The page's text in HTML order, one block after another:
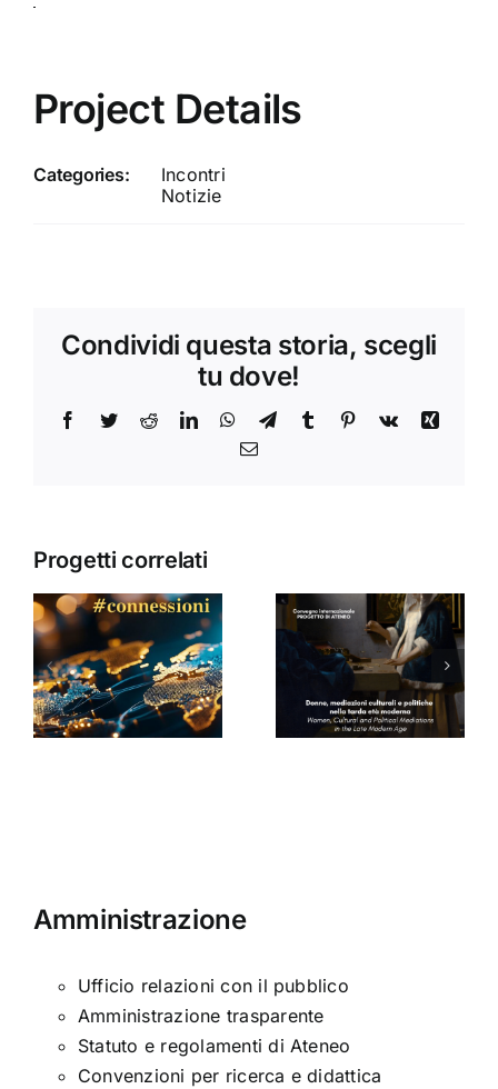
Project Details
Categories:
Incontri
Notizie
Condividi questa storia, scegli
tu dove!
Facebook
TwitterRedditLinkedInWhatsApp
TelegramTumblr Pinterest
Vk
Xing
Email
Progetti correlati
Donne,
mediazioni
culturali e
politiche
nella tarda
Seminario
di Arabella
Sinclair
Amministrazione
Ufficio relazioni con il pubblico
Amministrazione trasparente
Statuto e regolamenti di Ateneo
Convenzioni per ricerca e didattica